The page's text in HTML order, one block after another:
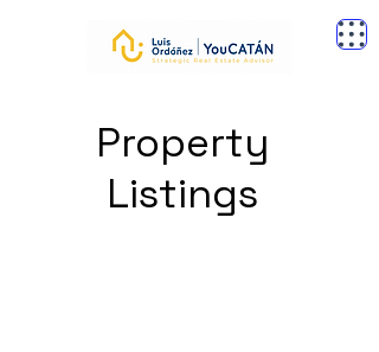
Property
Listings